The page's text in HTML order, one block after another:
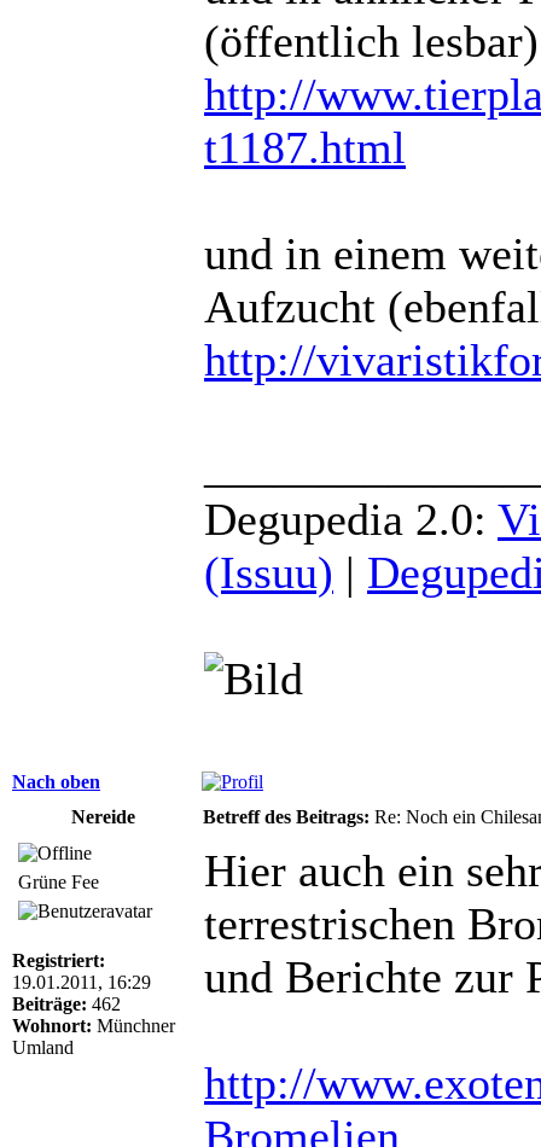
(öffentlich
http://
t1187.html
und in einem
Aufzucht
http://
Degupedia 2.0:
(Issuu) |
Nach oben
Nereide
Betreff des Beitrags: Re: Noch ein
Grüne Fee
Registriert:
19.01.2011, 16:29
Beiträge: 462
Wohnort: Münchner
Umland
Hier auch ein
terrestrischen
und Berichte zur
http://
Bromelien